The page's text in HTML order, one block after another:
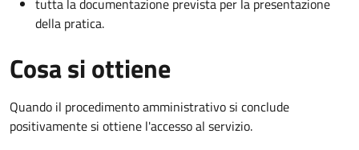
della pratica.
Cosa si ottiene
Quando il procedimento amministrativo si conclude
positivamente si ottiene l'accesso al servizio.